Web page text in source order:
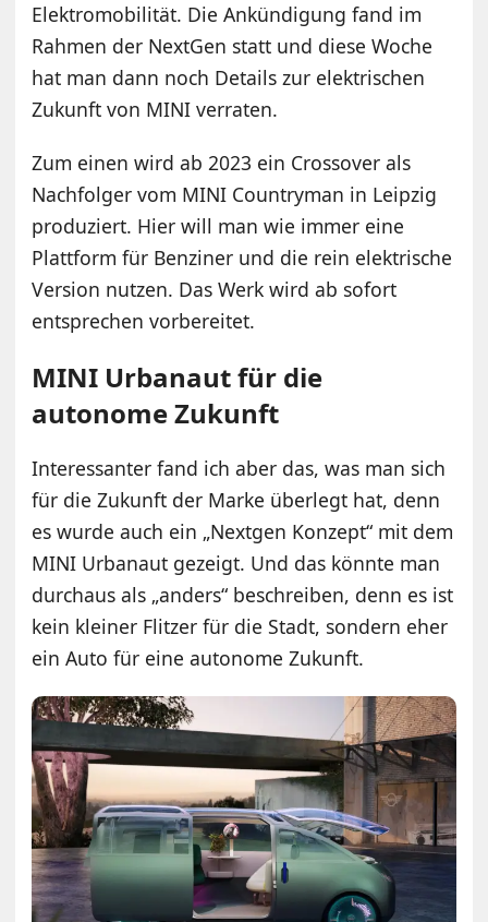
Elektromobilität. Die Ankündigung fand im
Rahmen der NextGen statt und diese Woche
hat man dann noch Details zur elektrischen
Zukunft von MINI verraten.
Zum einen wird ab 2023 ein Crossover als
Nachfolger vom MINI Countryman in Leipzig
produziert. Hier will man wie immer eine
Plattform für Benziner und die rein elektrische
Version nutzen. Das Werk wird ab sofort
entsprechen vorbereitet.
MINI Urbanaut für die
autonome Zukunft
Interessanter fand ich aber das, was man sich
für die Zukunft der Marke überlegt hat, denn
es wurde auch ein „Nextgen Konzept“ mit dem
MINI Urbanaut gezeigt. Und das könnte man
durchaus als „anders“ beschreiben, denn es ist
kein kleiner Flitzer für die Stadt, sondern eher
ein Auto für eine autonome Zukunft.